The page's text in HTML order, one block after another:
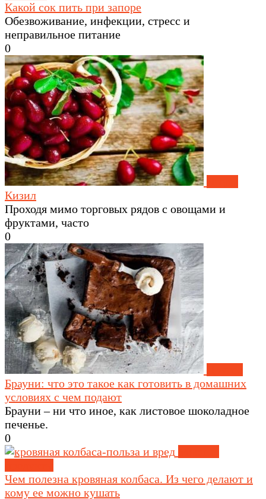
Какой сок пить при запоре
Обезвоживание, инфекции, стресс и
неправильное питание
0
Кизил
Проходя мимо торговых рядов с овощами и
фруктами, часто
0
Брауни: что это такое как готовить в домашних
условиях с чем подают
Брауни – ни что иное, как листовое шоколадное
печенье.
0
Чем полезна кровяная колбаса. Из чего делают и
кому ее можно кушать